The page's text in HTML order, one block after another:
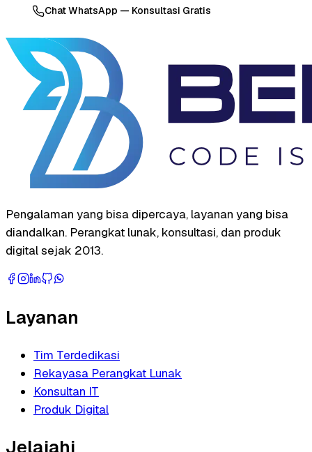
Chat WhatsApp — Konsultasi Gratis
Pengalaman yang bisa dipercaya, layanan yang bisa
diandalkan. Perangkat lunak, konsultasi, dan produk
digital sejak 2013.
Layanan
Tim Terdedikasi
Rekayasa Perangkat Lunak
Konsultan IT
Produk Digital
Jelajahi